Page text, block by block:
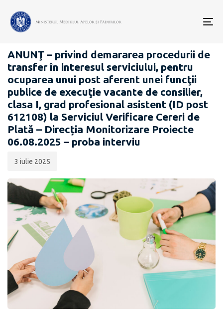
CARIERĂ
ANUNŢ – privind demararea procedurii de
transfer în interesul serviciului, pentru
ocuparea unui post aferent unei funcţii
publice de execuţie vacante de consilier,
clasa I, grad profesional asistent (ID post
612108) la Serviciul Verificare Cereri de
Plată – Direcția Monitorizare Proiecte
06.08.2025 – proba interviu
publicării:
3 iulie 2025